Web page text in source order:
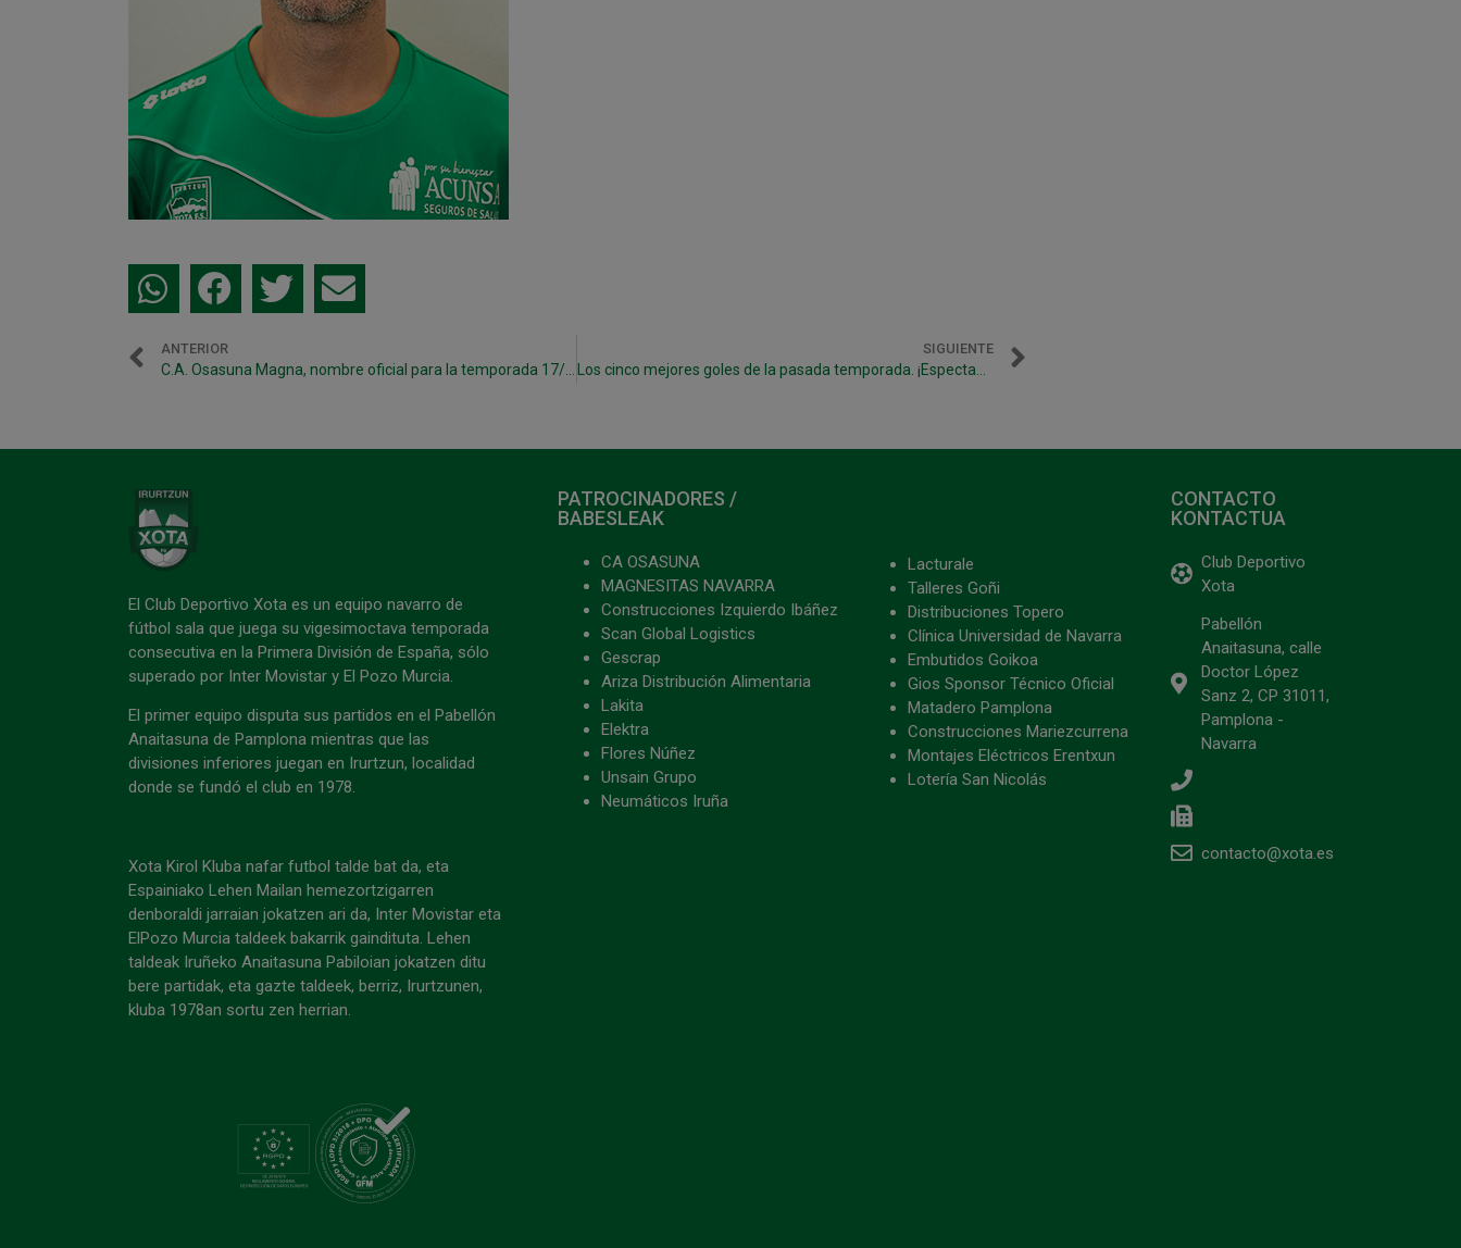
ANTERIOR SIGUIENTE
El Club Deportivo Xota es un equipo navarro de
fútbol sala que juega su vigesimoctava temporada
consecutiva en la Primera División de España, sólo
superado por Inter Movistar y El Pozo Murcia.
El primer equipo disputa sus partidos en el Pabellón
Anaitasuna de Pamplona mientras que las
divisiones inferiores juegan en Irurtzun, localidad
donde se fundó el club en 1978.
Xota Kirol Kluba nafar futbol talde bat da, eta
Espainiako Lehen Mailan hemezortzigarren
denboraldi jarraian jokatzen ari da, Inter Movistar eta
ElPozo Murcia taldeek bakarrik gaindituta. Lehen
taldeak Iruñeko Anaitasuna Pabiloian jokatzen ditu
bere partidak, eta gazte taldeek, berriz, Irurtzunen,
kluba 1978an sortu zen herrian.
PATROCINADORES /
BABESLEAK
CA OSASUNA
MAGNESITAS NAVARRA
Construcciones Izquierdo Ibáñez
Scan Global Logistics
Gescrap
Ariza Distribución Alimentaria
Lakita
Elektra
Flores Núñez
Unsain Grupo
Neumáticos Iruña
Lacturale
Talleres Goñi
Distribuciones Topero
Clínica Universidad de Navarra
Embutidos Goikoa
Gios Sponsor Técnico Oficial
Matadero Pamplona
Construcciones Mariezcurrena
Montajes Eléctricos Erentxun
Lotería San Nicolás
CONTACTO
KONTACTUA
Club Deportivo
Xota
Pabellón
Anaitasuna, calle
Doctor López
Sanz 2, CP 31011,
Pamplona -
Navarra
contacto@xota.es